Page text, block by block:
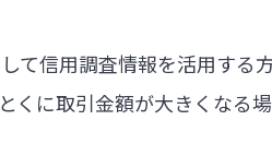
て信用調査情報を活用する
に取引金額が大きくなる